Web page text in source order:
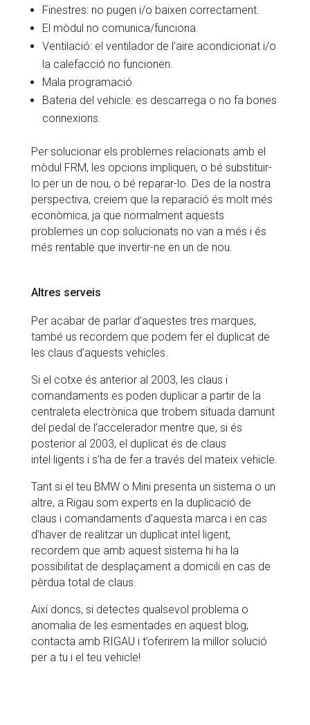
Finestres: no pugen i/o baixen correctament.
El mòdul no comunica/funciona.
Ventilació: el ventilador de l’aire acondicionat i/o
la calefacció no funcionen.
Mala programació.
Bateria del vehicle: es descarrega o no fa bones
connexions.
Per solucionar els problemes relacionats amb el
mòdul FRM, les opcions impliquen, o bé substituir-
lo per un de nou, o bé reparar-lo. Des de la nostra
perspectiva, creiem que la reparació és molt més
econòmica, ja que normalment aquests
problemes un cop solucionats no van a més i és
més rentable que invertir-ne en un de nou.
Altres serveis
Per acabar de parlar d’aquestes tres marques,
també us recordem que podem fer el duplicat de
les claus d’aquests vehicles.
Si el cotxe és anterior al 2003, les claus i
comandaments es poden duplicar a partir de la
centraleta electrònica que trobem situada damunt
del pedal de l’accelerador mentre que, si és
posterior al 2003, el duplicat és de claus
intel·ligents i s’ha de fer a través del mateix vehicle.
Tant si el teu BMW o Mini presenta un sistema o un
altre, a Rigau som experts en la duplicació de
claus i comandaments d’aquesta marca i en cas
d’haver de realitzar un duplicat intel·ligent,
recordem que amb aquest sistema hi ha la
possibilitat de desplaçament a domicili en cas de
pèrdua total de claus.
Així doncs, si detectes qualsevol problema o
anomalia de les esmentades en aquest blog,
contacta amb RIGAU i t’oferirem la millor solució
per a tu i el teu vehicle!